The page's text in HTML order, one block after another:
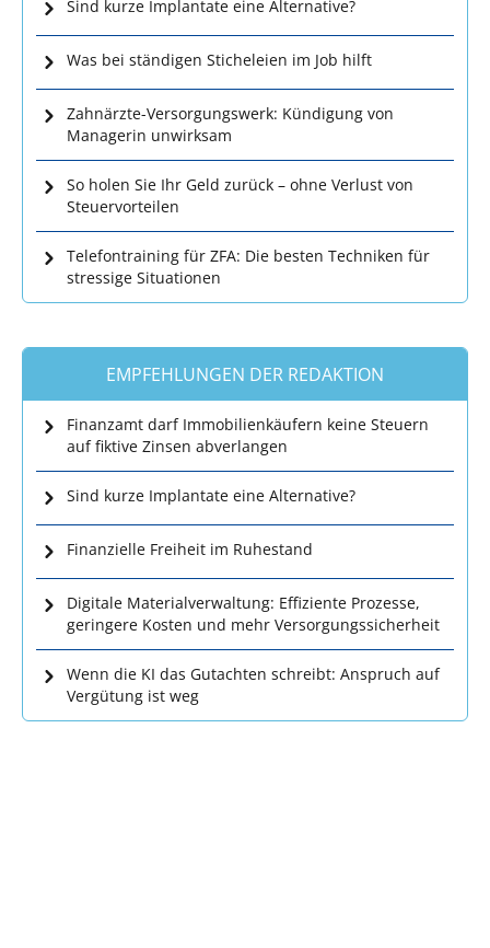
Sind kurze Implantate eine Alternative?
Was bei ständigen Sticheleien im Job hilft
Zahnärzte-Versorgungswerk: Kündigung von
Managerin unwirksam
So holen Sie Ihr Geld zurück – ohne Verlust von
Steuervorteilen
Telefontraining für ZFA: Die besten Techniken für
stressige Situationen
EMPFEHLUNGEN DER REDAKTION
Finanzamt darf Immobilienkäufern keine Steuern
auf fiktive Zinsen abverlangen
Sind kurze Implantate eine Alternative?
Finanzielle Freiheit im Ruhestand
Digitale Materialverwaltung: Effiziente Prozesse,
geringere Kosten und mehr Versorgungssicherheit
Wenn die KI das Gutachten schreibt: Anspruch auf
Vergütung ist weg